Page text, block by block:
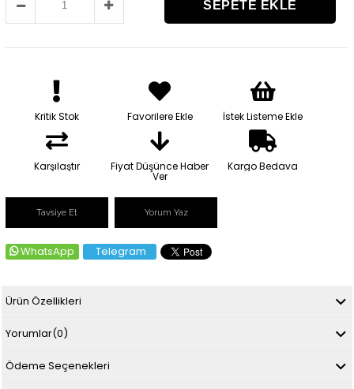
Kritik Stok Favorilere Ekle İstek Listeme Ekle
Karşılaştır Fiyat Düşünce Haber
Ver
Kargo Bedava
Tavsiye Et Yorum Yaz
WhatsApp Telegram
Ürün Özellikleri
Yorumlar(0)
Ödeme Seçenekleri